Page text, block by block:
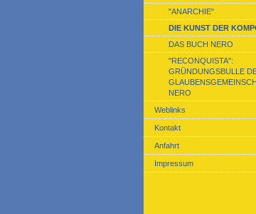
"ANARCHIE"
DIE KUNST DER
DAS BUCH NERO
"RECONQUISTA":
GRÜNDUNGSBULLE
NERO
Weblinks
Kontakt
Anfahrt
Impressum